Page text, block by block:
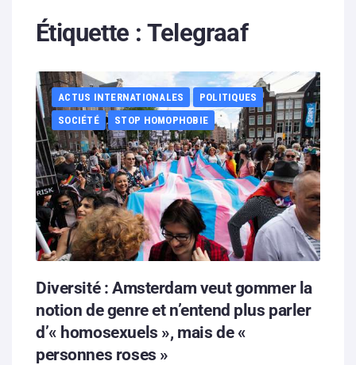
Contenus litigieux
Boutique
Partenaires
Contacts
Hébergement solidaire
Étiquette : Telegraaf
ACTUS INTERNATIONALES
POLITIQUES
SOCIÉTÉ
STOP HOMOPHOBIE
Diversité : Amsterdam veut gommer la
notion de genre et n’entend plus parler
d’« homosexuels », mais de «
personnes roses »